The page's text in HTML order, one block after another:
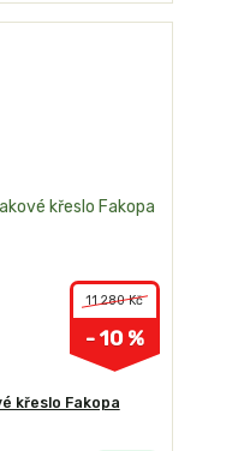
11 280 Kč
- 10 %
křeslo Fakopa